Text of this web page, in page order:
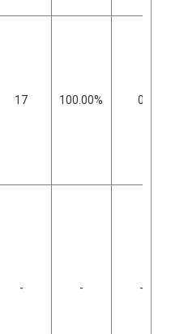
17 100.00% 0
- - -